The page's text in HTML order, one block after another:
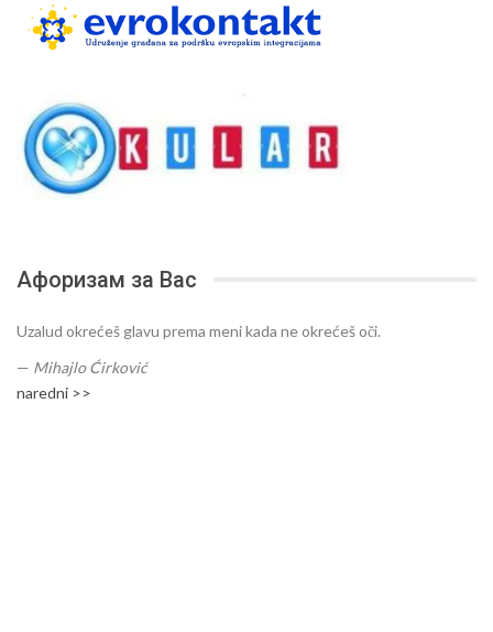
Афоризам за Вас
Uzalud okrećeš glavu prema meni kada ne okrećeš oči.
— Mihajlo Ćirković
naredni >>